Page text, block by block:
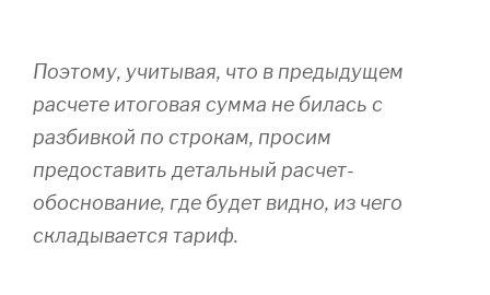
Поэтому, учитывая, что в предыдущем
расчете итоговая сумма не билась с
разбивкой по строкам, просим
предоставить детальный расчет-
обоснование, где будет видно, из чего
складывается тариф.